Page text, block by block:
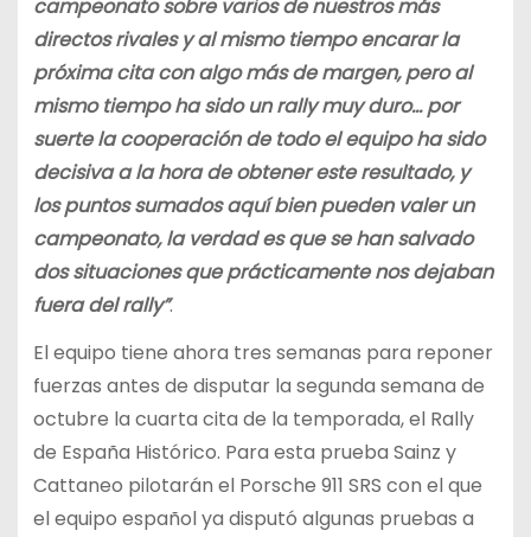
campeonato sobre varios de nuestros más
directos rivales y al mismo tiempo encarar la
próxima cita con algo más de margen, pero al
mismo tiempo ha sido un rally muy duro… por
suerte la cooperación de todo el equipo ha sido
decisiva a la hora de obtener este resultado, y
los puntos sumados aquí bien pueden valer un
campeonato, la verdad es que se han salvado
dos situaciones que prácticamente nos dejaban
fuera del rally”.
El equipo tiene ahora tres semanas para reponer
fuerzas antes de disputar la segunda semana de
octubre la cuarta cita de la temporada, el Rally
de España Histórico. Para esta prueba Sainz y
Cattaneo pilotarán el Porsche 911 SRS con el que
el equipo español ya disputó algunas pruebas a